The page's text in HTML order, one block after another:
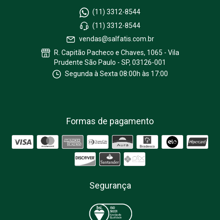
(11) 3312-8544
(11) 3312-8544
vendas@salfatis.com.br
R. Capitão Pacheco e Chaves, 1065 - Vila
Prudente São Paulo - SP, 03126-001
Segunda à Sexta 08:00h às 17:00
Formas de pagamento
Segurança